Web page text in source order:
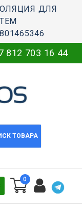
ДЛЯ
812 703 16 44
ТОВАРА
0